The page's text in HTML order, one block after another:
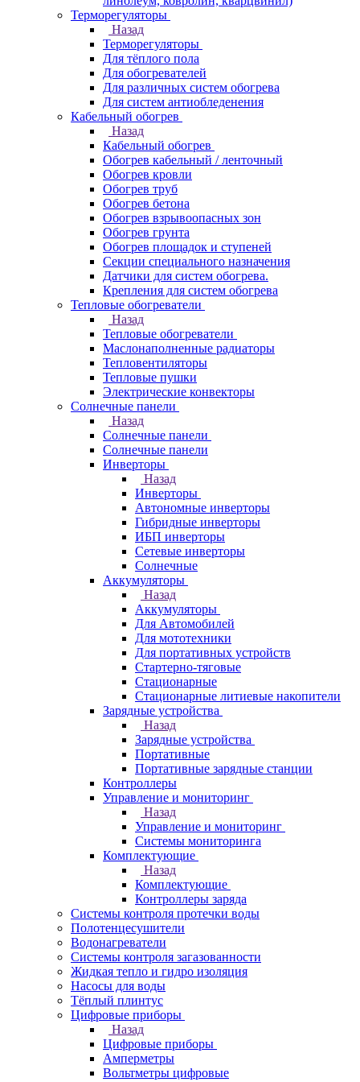
Терморегуляторы
Назад
Терморегуляторы
Для тёплого пола
Для обогревателей
Для различных систем обогрева
Для систем антиобледенения
Кабельный обогрев
Назад
Кабельный обогрев
Обогрев кабельный / ленточный
Обогрев кровли
Обогрев труб
Обогрев бетона
Обогрев взрывоопасных зон
Обогрев грунта
Обогрев площадок и ступеней
Секции специального назначения
Датчики для систем обогрева.
Крепления для систем обогрева
Тепловые обогреватели
Назад
Тепловые обогреватели
Маслонаполненные радиаторы
Тепловентиляторы
Тепловые пушки
Электрические конвекторы
Солнечные панели
Назад
Солнечные панели
Солнечные панели
Инверторы
Назад
Инверторы
Автономные инверторы
Гибридные инверторы
ИБП инверторы
Сетевые инверторы
Солнечные
Аккумуляторы
Назад
Аккумуляторы
Для Автомобилей
Для мототехники
Для портативных устройств
Стартерно-тяговые
Стационарные
Стационарные литиевые накопители
Зарядные устройства
Назад
Зарядные устройства
Портативные
Портативные зарядные станции
Контроллеры
Управление и мониторинг
Назад
Управление и мониторинг
Системы мониторинга
Комплектующие
Назад
Комплектующие
Контроллеры заряда
Системы контроля протечки воды
Полотенцесушители
Водонагреватели
Системы контроля загазованности
Жидкая тепло и гидро изоляция
Насосы для воды
Тёплый плинтус
Цифровые приборы
Назад
Цифровые приборы
Амперметры
Вольтметры цифровые